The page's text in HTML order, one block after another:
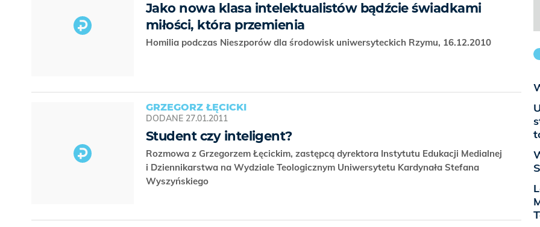
Jako nowa klasa intelektualistów bądźcie świadkami
miłości, która przemienia
Homilia podczas Nieszporów dla środowisk uniwersyteckich Rzymu, 16.12.2010
GRZEGORZ ŁĘCICKI
DODANE 27.01.2011
Student czy inteligent?
Rozmowa z Grzegorzem Łęcickim, zastępcą dyrektora Instytutu Edukacji Medialnej
i Dziennikarstwa na Wydziale Teologicznym Uniwersytetu Kardynała Stefana
Wyszyńskiego